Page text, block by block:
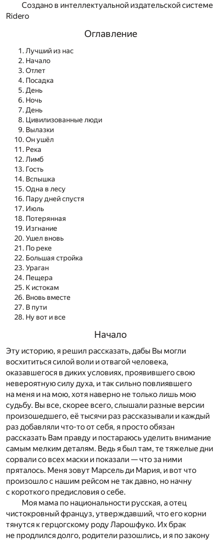
Создано в интеллектуальной издательской системе
Ridero
Оглавление
Лучший из нас
Начало
Отлет
Посадка
День
Ночь
День
Цивилизованные люди
Вылазки
Он ушёл
Река
Лимб
Гость
Вспышка
Одна в лесу
Пару дней спустя
Июль
Потерянная
Изгнание
Ушел вновь
По реке
Большая стройка
Ураган
Пещера
К истокам
Вновь вместе
В пути
Ну вот и все
Начало
Эту историю, я решил рассказать, дабы Вы могли
восхититься силой воли и отвагой человека,
оказавшегося в диких условиях, проявившего свою
невероятную силу духа, и так сильно повлиявшего
на меня и на мою, хотя наверно не только лишь мою
судьбу. Вы все, скорее всего, слышали разные версии
произошедшего, её тысячи раз рассказывали и каждый
раз добавляли что-то от себя, я просто обязан
рассказать Вам правду и постараюсь уделить внимание
самым мелким деталям. Ведь я был там, те тяжелые дни
сорвали со всех маски и показали — что за ними
пряталось. Меня зовут Марсель ди Мария, и вот что
произошло с нашим рейсом не так давно, но начну
с короткого предисловия о себе.
Моя мама по национальности русская, а отец
чистокровный француз, утверждавший, что его корни
тянутся к герцогскому роду Ларошфуко. Их брак
не продлился долго, родители разошлись, и я по закону